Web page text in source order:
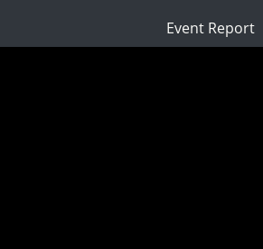
Event Report